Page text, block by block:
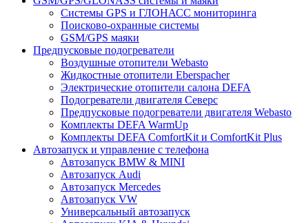
Системы GPS и ГЛОНАСС мониторинга
Поисково-охранные системы
GSM/GPS маяки
Предпусковые подогреватели
Воздушные отопители Webasto
Жидкостные отопители Eberspacher
Электрические отопители салона DEFA
Подогреватели двигателя Северс
Предпусковые подогреватели двигателя Webasto
Комплекты DEFA WarmUp
Комплекты DEFA ComfortKit и ComfortKit Plus
Автозапуск и управление с телефона
Автозапуск BMW & MINI
Автозапуск Audi
Автозапуск Mercedes
Автозапуск VW
Универсальный автозапуск